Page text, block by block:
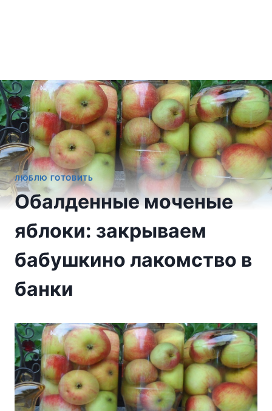
ЛЮБЛЮ ГОТОВИТЬ
Обалденные моченые
яблоки: закрываем
бабушкино лакомство в
банки